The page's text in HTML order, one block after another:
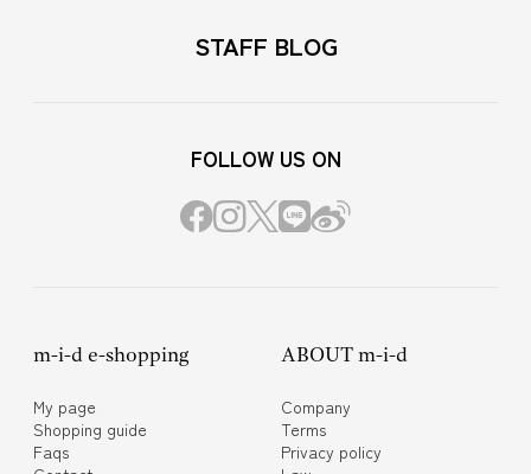
STAFF BLOG
FOLLOW US ON
m-i-d e-shopping
My page
Shopping guide
Faqs
ABOUT m-i-d
Company
Terms
Privacy policy